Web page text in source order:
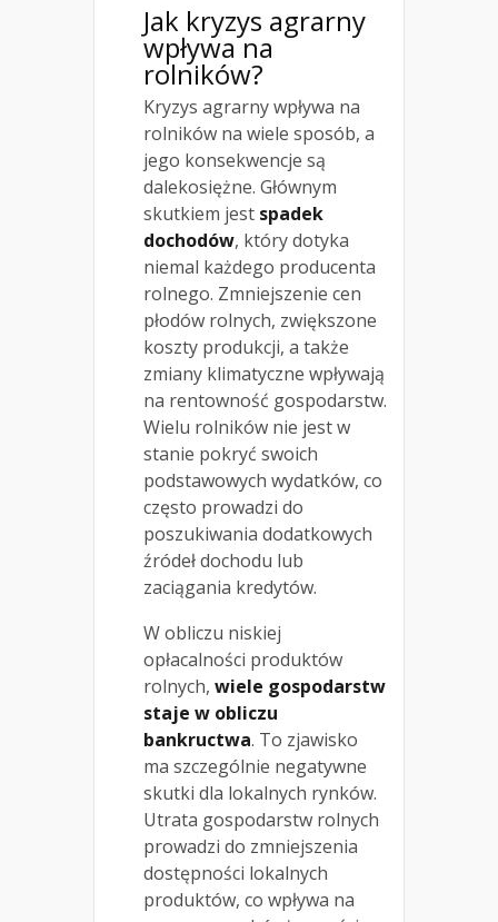
Jak kryzys agrarny
wpływa na
rolników?
Kryzys agrarny wpływa na
rolników na wiele sposób, a
jego konsekwencje są
dalekosiężne. Głównym
skutkiem jest spadek
dochodów, który dotyka
niemal każdego producenta
rolnego. Zmniejszenie cen
płodów rolnych, zwiększone
koszty produkcji, a także
zmiany klimatyczne wpływają
na rentowność gospodarstw.
Wielu rolników nie jest w
stanie pokryć swoich
podstawowych wydatków, co
często prowadzi do
poszukiwania dodatkowych
źródeł dochodu lub
zaciągania kredytów.
W obliczu niskiej
opłacalności produktów
rolnych, wiele gospodarstw
staje w obliczu
bankructwa. To zjawisko
ma szczególnie negatywne
skutki dla lokalnych rynków.
Utrata gospodarstw rolnych
prowadzi do zmniejszenia
dostępności lokalnych
produktów, co wpływa na